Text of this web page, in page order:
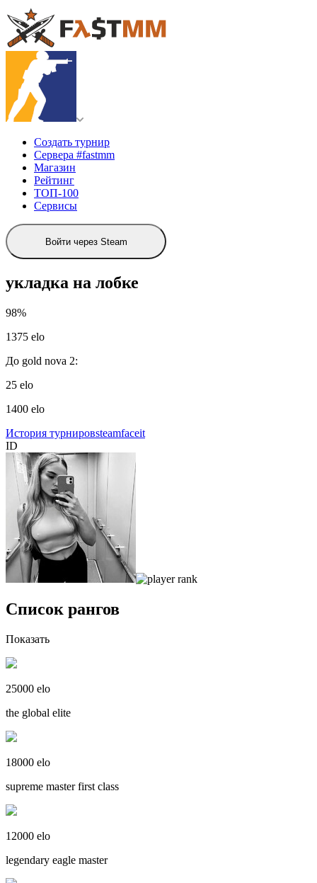
Создать турнир
Сервера #fastmm
Магазин
Рейтинг
ТОП-100
Сервисы
Войти через Steam
укладка на лобке
98%
1375 elo
До gold nova 2:
25 elo
1400 elo
История турнировsteamfaceit
ID
Список рангов
Показать
25000 elo
the global elite
18000 elo
supreme master first class
12000 elo
legendary eagle master